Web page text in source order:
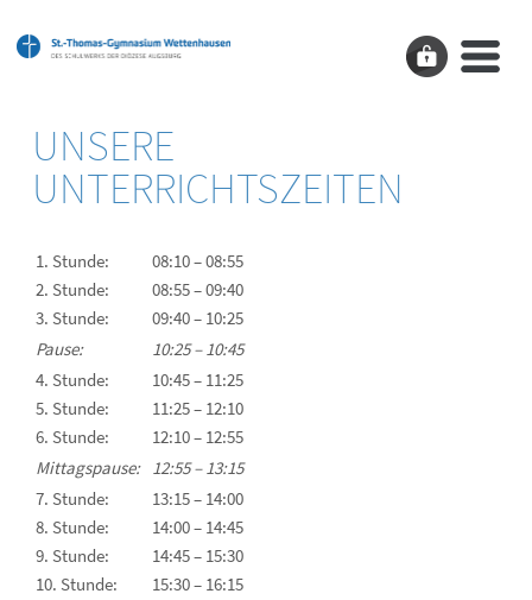
UNSERE
UNTERRICHTSZEITEN
1. Stunde:
08:10 – 08:55
2. Stunde:
08:55 – 09:40
3. Stunde:
09:40 – 10:25
Pause:
10:25 – 10:45
4. Stunde:
10:45 – 11:25
5. Stunde:
11:25 – 12:10
6. Stunde:
12:10 – 12:55
Mittagspause: 12:55 – 13:15
7. Stunde:
13:15 – 14:00
8. Stunde:
14:00 – 14:45
9. Stunde:
14:45 – 15:30
10. Stunde:
15:30 – 16:15